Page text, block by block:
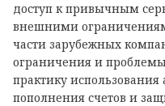
доступ к привычным
внешними
части зарубежных
ограничения и
практику использования
пополнения счетов и